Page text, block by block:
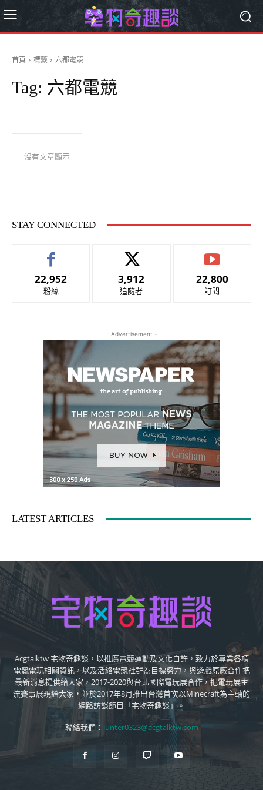
首頁 標籤 六都電競
Tag: 六都電競
沒有文章顯示
STAY CONNECTED
22,952
粉絲
3,912
追隨者
22,800
訂閱
- Advertisement -
LATEST ARTICLES
Acgtalktw 宅物奇趣談，以推廣電競運動及文化自許，致力於專業各項
電競電玩相關資訊，以及活絡電競社群為目標努力，與遊戲原廠合作把
最新消息提供給大家，2017-2020與台北國際電玩展合作，把電玩展主
流賽事展現給大家，並於2017年8月推出台灣首次以Minecraft為主軸的
網路訪談節目「宅物奇趣談」。
聯絡我們： Junter0323@acgtalktw.com